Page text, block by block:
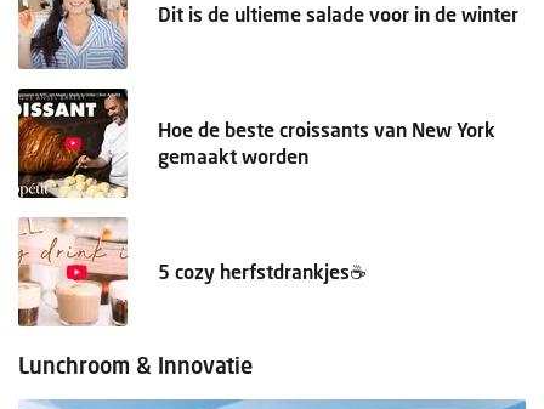
Dit is de ultieme salade voor in de winter
Hoe de beste croissants van New York
gemaakt worden
5 cozy herfstdrankjes☕️
Lunchroom & Innovatie